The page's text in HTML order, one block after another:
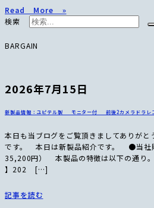
Read More »
検索
BARGAIN
2026年7月15日
新製品情報：ユピテル製 モニター付 前後2カメラドラレ
本日も当ブログをご覧頂きましてありが
です。 本日は新製品紹介です。 ●当社
35,200円） 本製品の特徴は以下の通
】202 […]
記事を読む